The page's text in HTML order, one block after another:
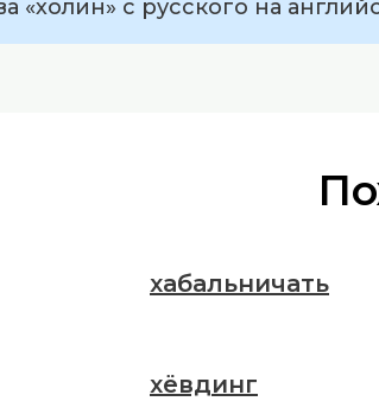
«холин» с русского на
хабальничать
хёвдинг